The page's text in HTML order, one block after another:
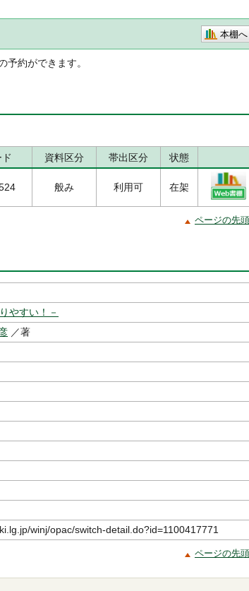
本棚へ
予約ができます。
資料区分 帯出区分 状態
般み 利用可 在架
ページの先
やすい！－
／著
winj/opac/switch-detail.do?id=1100417771
ページの先